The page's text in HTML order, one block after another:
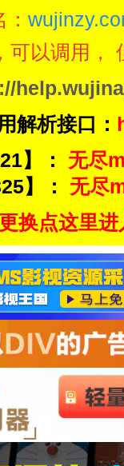
以调用，
解析接口：
】：
无尽
】：
无尽
换点这里